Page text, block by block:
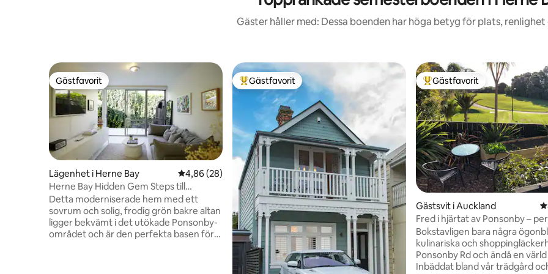
Gäster håller med: Dessa boenden har höga betyg för plats, renlighet
Gästfavorit
Gästfavorit
Lägenhet i Herne Bay 4,86 av 5 i genomsnittligt betyg, 28 omdömen
4,86 (28)
Herne Bay Hidden Gem Steps till
Ponsonby och stränder
Detta moderniserade hem med ett
sovrum och solig, frodig grön bakre altan
ligger bekvämt i det utökade Ponsonby-
området och är den perfekta basen för
Populär gästfavorit
Gästfavorit Populär gästfavorit
Gästfavorit
Gästsvit i Auckland
Fred i hjärtat av Ponsonby –
Bokstavligen bara några
kulinariska och
Ponsonby Rd och ändå en
Inbäddat bland vår trädgård